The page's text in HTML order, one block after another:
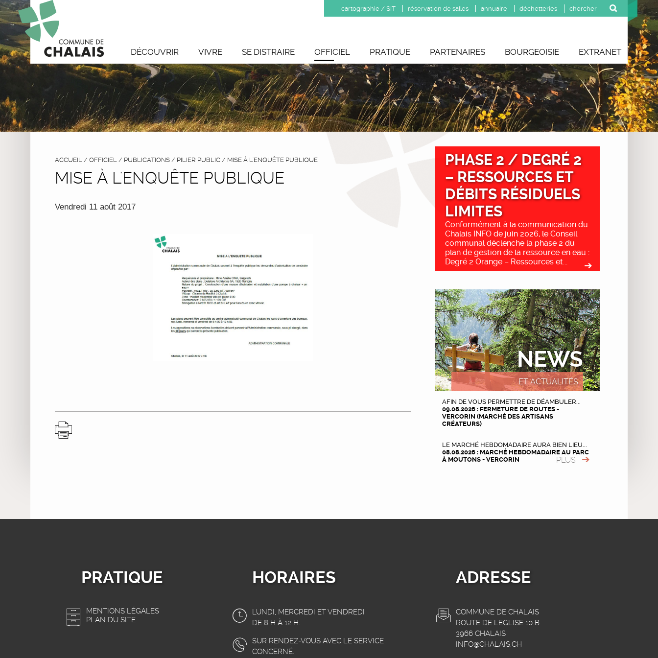
cartographie / SIT réservation de salles annuaire déchetteries
DÉCOUVRIR VIVRE SE DISTRAIRE OFFICIEL PRATIQUE PARTENAIRES BOURGEOISIE EXTRANET
ACCUEIL / OFFICIEL / PUBLICATIONS / PILIER PUBLIC / MISE À L'ENQUÊTE PUBLIQUE
MISE À L'ENQUÊTE PUBLIQUE
Vendredi 11 août 2017
PHASE 2 / DEGRÉ 2
– RESSOURCES ET
DÉBITS RÉSIDUELS
LIMITES
Conformément à la communication du
Chalais INFO de juin 2026, le Conseil
communal déclenche la phase 2 du
plan de gestion de la ressource en eau :
Degré 2 Orange – Ressources et...
NEWS
ET ACTUALITÉS
AFIN DE VOUS PERMETTRE DE DÉAMBULER...
09.08.2026 : FERMETURE DE ROUTES -
VERCORIN (MARCHÉ DES ARTISANS
CRÉATEURS)
LE MARCHÉ HEBDOMADAIRE AURA BIEN LIEU...
08.08.2026 : MARCHÉ HEBDOMADAIRE AU PARC
À MOUTONS - VERCORIN
PLUS
PRATIQUE
MENTIONS LÉGALES
PLAN DU SITE
HORAIRES
LUNDI, MERCREDI ET VENDREDI
DE 8 H À 12 H.
SUR RENDEZ-VOUS AVEC LE SERVICE
CONCERNÉ.
ADRESSE
COMMUNE DE CHALAIS
ROUTE DE L'EGLISE 10 B
3966 CHALAIS
INFO@CHALAIS.CH